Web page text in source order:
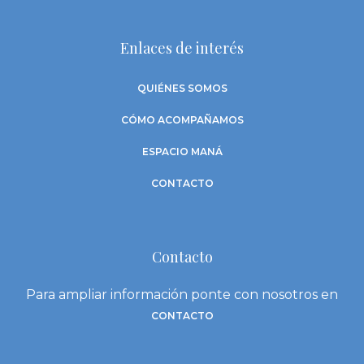
Enlaces de interés
QUIÉNES SOMOS
CÓMO ACOMPAÑAMOS
ESPACIO MANÁ
CONTACTO
Contacto
Para ampliar información ponte con nosotros en
CONTACTO